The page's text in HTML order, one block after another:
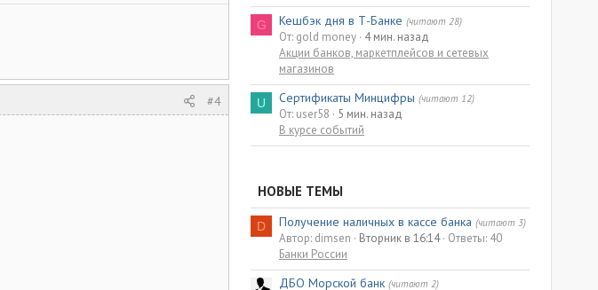
#4
G Кешбэк дня в Т-Банке (читают 28)
От: gold money 4 мин. назад
Акции банков, маркетплейсов и сетевых
магазинов
U Сертификаты Минцифры (читают 12)
От: user58
5 мин. назад
В курсе событий
НОВЫЕ ТЕМЫ
D Получение наличных в кассе банка (читают 3)
Автор: dimsen Вторник в 16:14 Ответы: 40
Банки России
ДБО Морской банк (читают 2)